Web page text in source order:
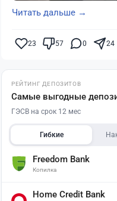
Читать дальше →
23 57 0 24
РЕЙТИНГ ДЕПОЗИТОВ
Самые выгодные
ГЭСВ на срок 12 мес
Гибкие
Freedom Bank
Копилка
Home Credit Bank